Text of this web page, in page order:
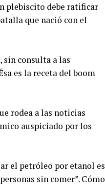
plebiscito debe ratificar
que nació con el
consulta a las
es la receta del boom
rodea a las noticias
auspiciado por los
el petróleo por etanol es
sin comer”. Cómo